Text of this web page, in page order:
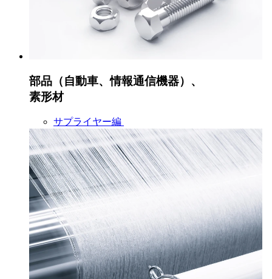
部品（自動車、情報通信機器）、
素形材
サプライヤー編